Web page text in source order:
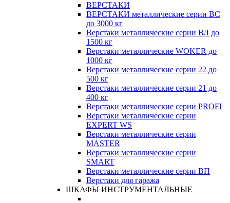
ВЕРСТАКИ
ВЕРСТАКИ металлические серии ВС
до 3000 кг
Верстаки металлические серии ВЛ до
1500 кг
Верстаки металлические WOKER до
1000 кг
Верстаки металлические серии 22 до
500 кг
Верстаки металлические серии 21 до
400 кг
Верстаки металлические серии PROFI
Верстаки металлические серии
EXPERT WS
Верстаки металлические серии
MASTER
Верстаки металлические серии
SMART
Верстаки металлические серии ВП
Верстаки для гаража
ШКАФЫ ИНСТРУМЕНТАЛЬНЫЕ